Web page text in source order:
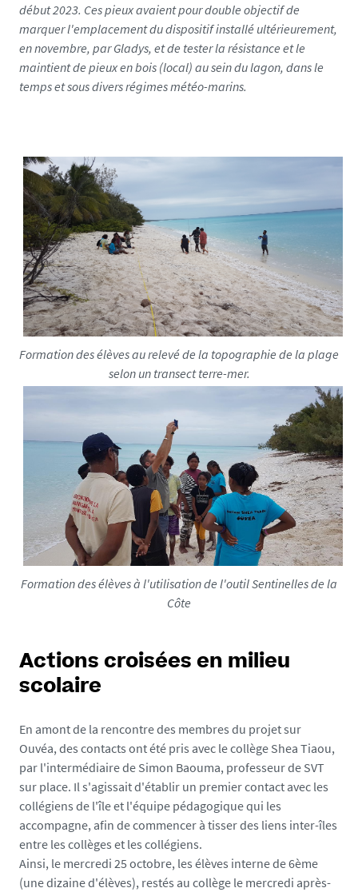
début 2023. Ces pieux avaient pour double objectif de
marquer l'emplacement du dispositif installé ultérieurement,
en novembre, par Gladys, et de tester la résistance et le
maintient de pieux en bois (local) au sein du lagon, dans le
temps et sous divers régimes météo-marins.
Formation des élèves au relevé de la topographie de la plage
selon un transect terre-mer.
Formation des élèves à l'utilisation de l'outil Sentinelles de la
Côte
Actions croisées en milieu
scolaire
En amont de la rencontre des membres du projet sur
Ouvéa, des contacts ont été pris avec le collège Shea Tiaou,
par l'intermédiaire de Simon Baouma, professeur de SVT
sur place. Il s'agissait d'établir un premier contact avec les
collégiens de l'île et l'équipe pédagogique qui les
accompagne, afin de commencer à tisser des liens inter-îles
entre les collèges et les collégiens.
Ainsi, le mercredi 25 octobre, les élèves interne de 6ème
(une dizaine d'élèves), restés au collège le mercredi après-